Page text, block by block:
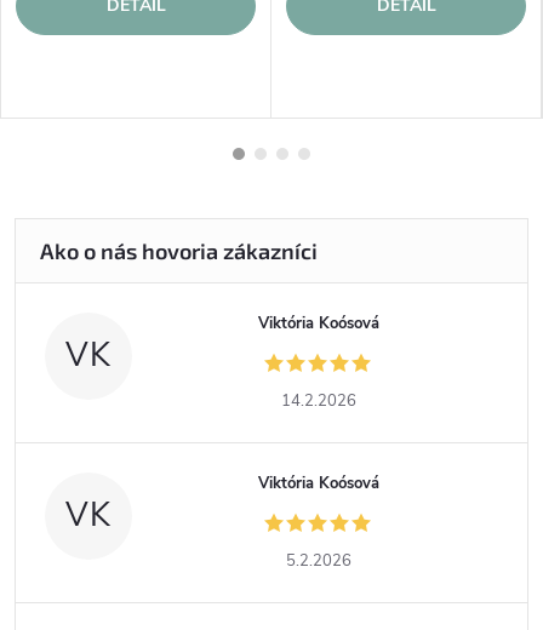
DETAIL DETAIL
VK
Viktória Koósová
14.2.2026
VK
Viktória Koósová
5.2.2026